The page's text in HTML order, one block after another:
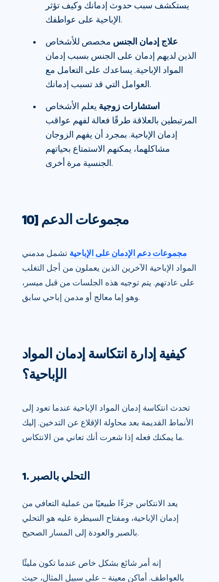
يستكشف سبب حدوث إدمانك وكيف تؤثر
الإباحية على عواطفك.
علاج إدمان الجنس مخصص للأشخاص
الذين لديهم إدمان على الجنس بسبب إدمان
المواد الإباحية. يساعدك على التعامل مع
العوامل التي قد تسبب إدمانك.
استشارات زوجية يعلم الأشخاص
المرتبطين بالعلاقة طرقًا فعالة لفهم عواقب
إدمان الإباحية. بمجرد أن يفهم الزوجان
مشاكلهما، يمكنهم الاستمتاع بحياتهم
الجنسية مرة أخرى.
10] مجموعات الدعم
مجموعات دعم الإدمان على الإباحية تشمل مدمني
المواد الإباحية الآخرين الذين يعملون من أجل التغلب
على عادتهم. يتم توجيه هذه الجلسات من قبل ميسر،
وهو إما معالج أو مدمن إباحي سابق.
كيفية إدارة انتكاسة إدمان المواد
الإباحية؟
تحدث انتكاسة إدمان المواد الإباحية عندما تعود إلى
الأنماط القديمة بعد محاولة الإقلاع عن التدخين. إليك
ما يمكنك فعله إذا شعرت أنك تعاني من الانتكاس.
1. التحلي بالصبر
يعد الانتكاس جزءًا طبيعيًا من عملية التعافي من
إدمان الإباحية، ومفتاح السيطرة عليه هو التحلي
بالصبر والعودة إلى المسار الصحيح.
إنه أمر شائع بشكل خاص عندما تكون مليئًا
بالعواطف. أماكن معينة – على سبيل المثال، حيث